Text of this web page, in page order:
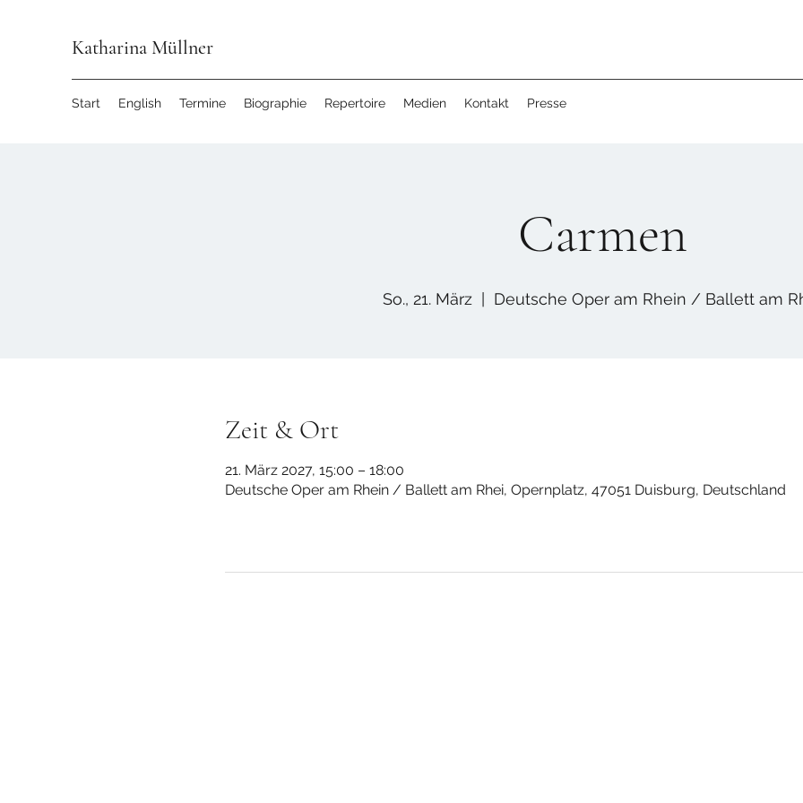
Katharina Müllner
Start English Termine Biographie Repertoire Medien Kontakt Presse
Carmen
So., 21. März Deutsche Oper am Rhein / Ballett am
Zeit & Ort
21. März 2027, 15:00 – 18:00
Deutsche Oper am Rhein / Ballett am Rhei, Opernplatz, 47051 Duisburg, Deutschland